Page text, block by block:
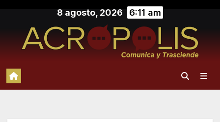
contenido
8 agosto, 2026 6:11 am